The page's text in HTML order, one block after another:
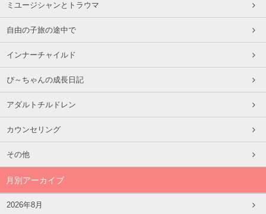
ミユージシャンとトラウマ
自由の子旅の途中で
インナーチャイルド
ぴ～ちゃんの成長日記
アダルトチルドレン
カウンセリング
その他
月別アーカイブ
2026年8月